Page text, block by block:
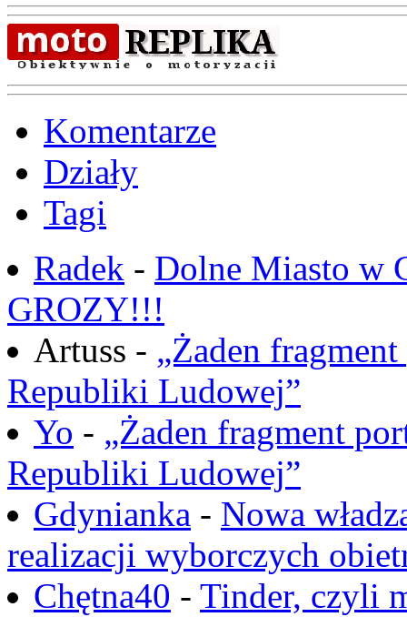
Komentarze
Działy
Tagi
Radek - Dolne Miasto w
GROZY!!!
Artuss - „Żaden
Republiki Ludowej”
Yo - „Żaden fragment
Republiki Ludowej”
Gdynianka - Nowa
realizacji wyborczych
Chętna40 - Tinder, czyli